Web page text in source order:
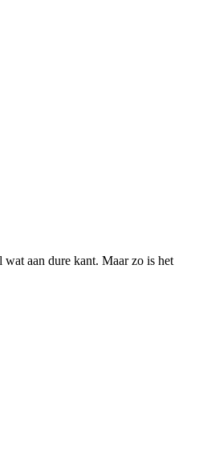
aan dure kant. Maar zo is het